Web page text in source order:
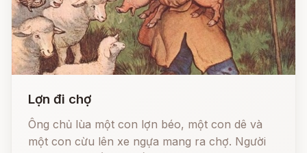
Lợn đi chợ
Ông chủ lùa một con lợn béo, một con dê và
một con cừu lên xe ngựa mang ra chợ. Người